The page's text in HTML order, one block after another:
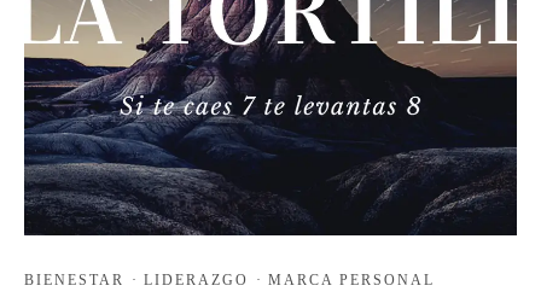
BIENESTAR · LIDERAZGO · MARCA PERSONAL